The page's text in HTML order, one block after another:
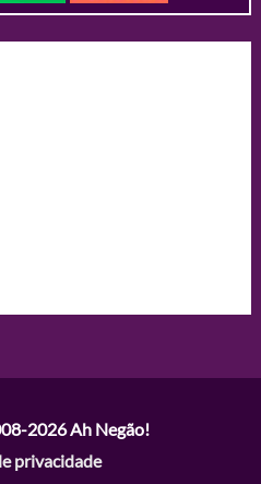
2026Ah Negão!
privacidade